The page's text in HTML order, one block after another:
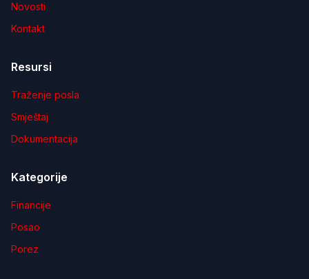
Novosti
Kontakt
Resursi
Traženje posla
Smještaj
Dokumentacija
Kategorije
Financije
Posao
Porez